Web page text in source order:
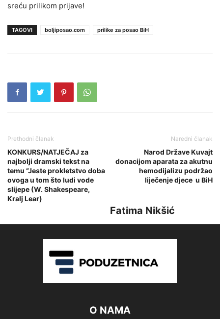
sreću prilikom prijave!
TAGOVI boljiposao.com prilike za posao BiH
Prethodni članak
KONKURS/NATJEČAJ za
najbolji dramski tekst na
temu “Jeste prokletstvo doba
ovoga u tom što ludi vode
slijepe (W. Shakespeare,
Kralj Lear)
Naredni članak
Narod Države Kuvajt
donacijom aparata za akutnu
hemodijalizu podržao
liječenje djece u BiH
Fatima Nikšić
O NAMA